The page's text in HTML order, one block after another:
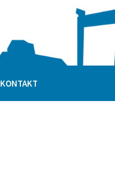
KONTAKT